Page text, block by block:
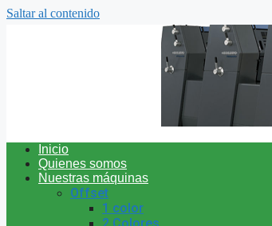
Saltar al contenido
Inicio
Quienes somos
Nuestras máquinas
Offset
1 color